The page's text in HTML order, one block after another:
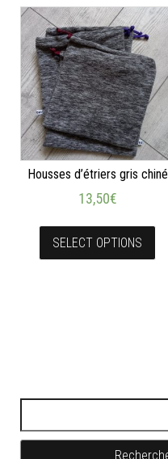
Housses d’étriers gris chiné
13,50€
SELECT OPTIONS